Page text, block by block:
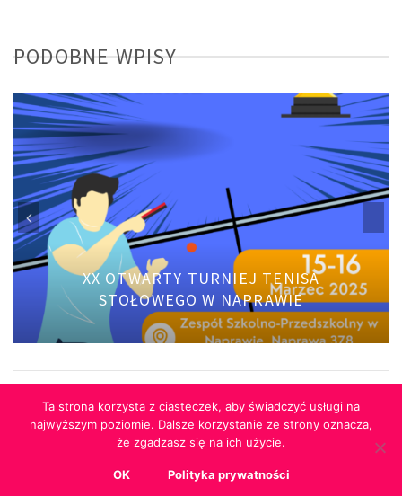
PODOBNE WPISY
XX OTWARTY TURNIEJ TENISA
STOŁOWEGO W NAPRAWIE
Ta strona korzysta z ciasteczek, aby świadczyć usługi na
najwyższym poziomie. Dalsze korzystanie ze strony oznacza,
że zgadzasz się na ich użycie.
OK Polityka prywatności